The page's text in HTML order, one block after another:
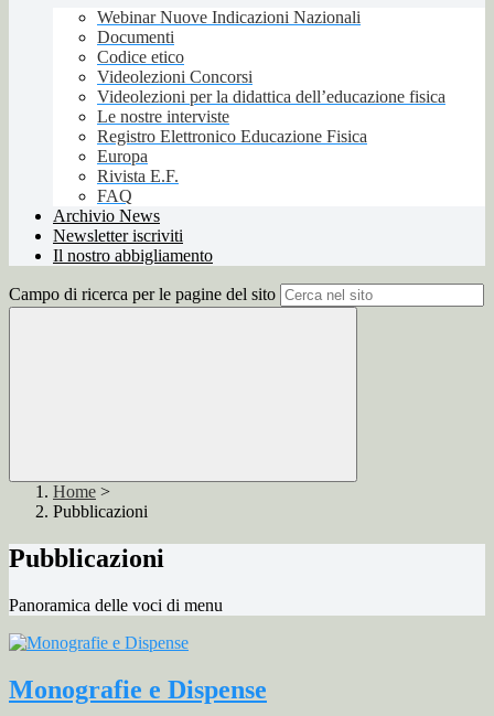
Webinar Nuove Indicazioni Nazionali
Documenti
Codice etico
Videolezioni Concorsi
Videolezioni per la didattica dell’educazione fisica
Le nostre interviste
Registro Elettronico Educazione Fisica
Europa
Rivista E.F.
FAQ
Archivio News
Newsletter iscriviti
Il nostro abbigliamento
Campo di ricerca per le pagine del sito
Home >
Pubblicazioni
Pubblicazioni
Panoramica delle voci di menu
Monografie e Dispense